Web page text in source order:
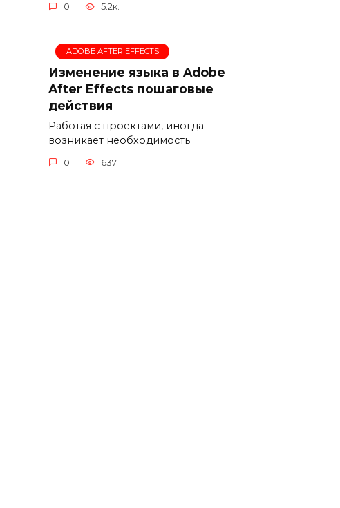
0 5.2к.
ADOBE AFTER EFFECTS
Изменение языка в Adobe
After Effects пошаговые
действия
Работая с проектами, иногда
возникает необходимость
0 637